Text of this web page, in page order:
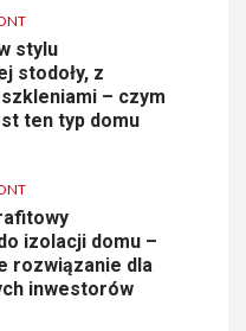
stylu
stodoły, z
– czym
ten typ domu
izolacji domu –
rozwiązanie dla
inwestorów